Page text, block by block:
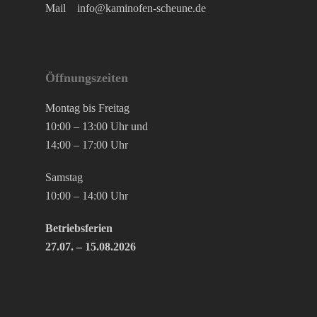
Mail info@kaminofen-scheune.de
Öffnungszeiten
Montag bis Freitag
10:00 – 13:00 Uhr und
14:00 – 17:00 Uhr
Samstag
10:00 – 14:00 Uhr
Betriebsferien
27.07. – 15.08.2026